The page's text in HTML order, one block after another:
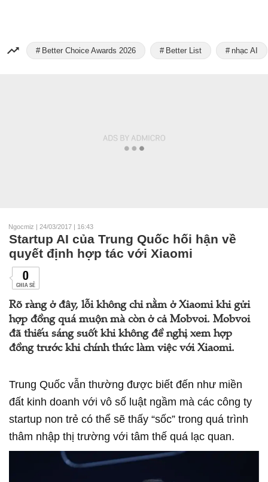
Better Choice Awards 2026 Better List nhạc AI
Ngocmiz | 24/03/2017 | 16:43
Startup AI của Trung Quốc hối hận về
quyết định hợp tác với Xiaomi
0
CHIA SẺ
Rõ ràng ở đây, lỗi không chỉ nằm ở Xiaomi khi gửi
hợp đồng quá muộn mà còn ở cả Mobvoi. Mobvoi
đã thiếu sáng suốt khi không đề nghị xem hợp
đồng trước khi chính thức làm việc với Xiaomi.
Trung Quốc vẫn thường được biết đến như miền
đất kinh doanh với vô số luật ngầm mà các công ty
startup non trẻ có thể sẽ thấy “sốc” trong quá trình
thâm nhập thị trường với tâm thế quá lạc quan.